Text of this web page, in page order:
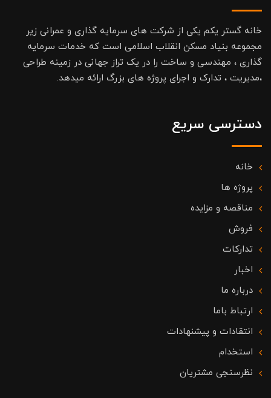
خانه گستر یکم یکی از شرکت های سرمایه گذاری و عمرانی زیر
مجموعه بنیاد مسکن انقلاب اسلامی است که خدمات سرمایه
گذاری ، مهندسی و ساخت را در یک تراز جهانی در زمینه طراحی
،مدیریت ، تدارک و اجرای پروژه های بزرگ ارائه میدهد.
دسترسی سریع
خانه
پروژه ها
مناقصه و مزایده
فروش
تدارکات
اخبار
درباره ما
ارتباط باما
انتقادات و پیشنهادات
استخدام
نظرسنجی مشتریان